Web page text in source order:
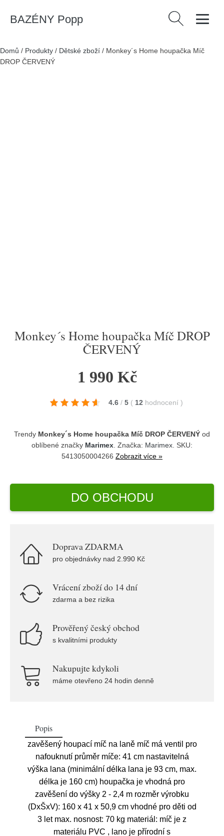
BAZÉNY Popp Vyhledávání
Domů / Produkty / Dětské zboží / Monkey´s Home houpačka Míč
DROP ČERVENÝ
Monkey´s Home houpačka Míč DROP
ČERVENÝ
1 990 Kč
4.6 / 5 ( 12 hodnocení )
Trendy Monkey´s Home houpačka Míč DROP ČERVENÝ od
oblíbené značky Marimex . Značka: Marimex . SKU:
5413050004266 Zobrazit více »
DO OBCHODU
Doprava ZDARMA
pro objednávky nad 2.990 Kč
Vrácení zboží do 14 dní
zdarma a bez rizika
Prověřený český obchod
s kvalitními produkty
Nakupujte kdykoli
máme otevřeno 24 hodin denně
Popis
zavěšený houpací míč na laně míč má ventil pro
nafouknutí průměr míče: 41 cm nastavitelná
výška lana (minimální délka lana je 93 cm, max.
délka je 160 cm) houpačka je vhodná pro
zavěšení do výšky 2 - 2,4 m rozměr výrobku
(DxŠxV): 160 x 41 x 50,9 cm vhodné pro děti od
3 let max. nosnost: 70 kg materiál: míč je z
materiálu PVC , lano je přírodní s